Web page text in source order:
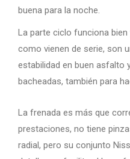
buena para la noche.
La parte ciclo funciona
como vienen de serie, son
estabilidad en buen asfalto
bacheadas, también para
La frenada es más que
prestaciones, no tiene
radial, pero su conjunto